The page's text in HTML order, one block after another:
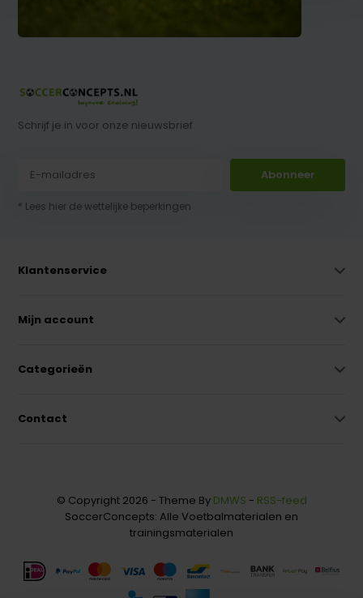
Schrijf je in voor onze nieuwsbrief
Abonneer
* Lees hier de wettelijke beperkingen
Klantenservice
Mijn account
Categorieën
Contact
© Copyright 2026 - Theme By DMWS - RSS-feed
SoccerConcepts: Alle Voetbalmaterialen en
trainingsmaterialen